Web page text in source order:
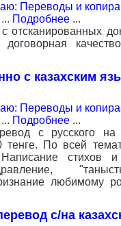
Переводы и
... Подробнее ...
отсканированных
с казахским
Переводы и
... Подробнее ...
с русского на
тенге. По всей
Написание стихов
любимому
с/на